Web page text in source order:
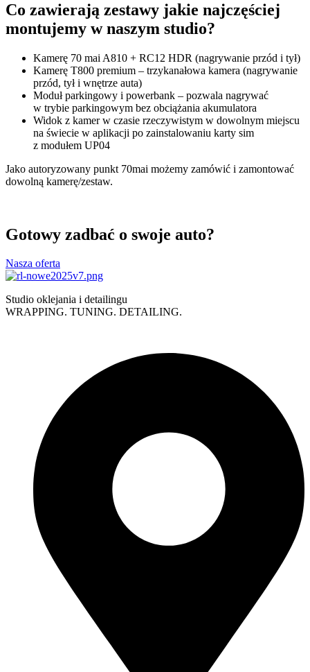
Co zawierają zestawy jakie najczęściej
montujemy w naszym studio?
Kamerę 70 mai A810 + RC12 HDR (nagrywanie przód i tył)
Kamerę T800 premium – trzykanałowa kamera (nagrywanie
przód, tył i wnętrze auta)
Moduł parkingowy i powerbank – pozwala nagrywać
w trybie parkingowym bez obciążania akumulatora
Widok z kamer w czasie rzeczywistym w dowolnym miejscu
na świecie w aplikacji po zainstalowaniu karty sim
z modułem UP04
Jako autoryzowany punkt 70mai możemy zamówić i zamontować
dowolną kamerę/zestaw.
Gotowy zadbać o swoje auto?
Nasza oferta
Studio oklejania i detailingu
WRAPPING. TUNING. DETAILING.